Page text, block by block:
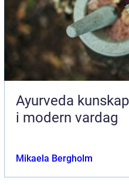
Ayurveda kunskapen om livet
i modern vardag
Mikaela Bergholm